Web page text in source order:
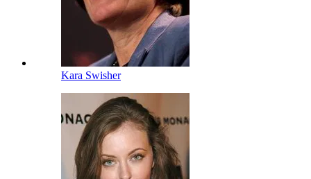
Kara Swisher